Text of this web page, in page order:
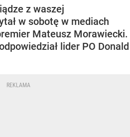
z waszej
w sobotę w mediach
Mateusz Morawiecki.
lider PO Donald